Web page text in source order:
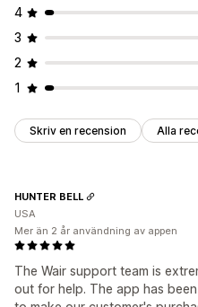
4
3
2
1
Skriv en recension Alla
The Wair support team is
out for help. The app has
HUNTER BELL
USA
Mer än 2 år användning av appen